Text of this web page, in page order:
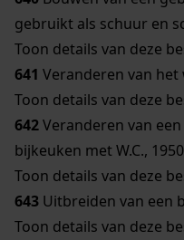
gebruikt als schuur en
Toon details van deze
641 Veranderen van het
Toon details van deze
642Veranderen van
bijkeuken met W.C., 1950
Toon details van deze
643 Uitbreiden van een
Toon details van deze